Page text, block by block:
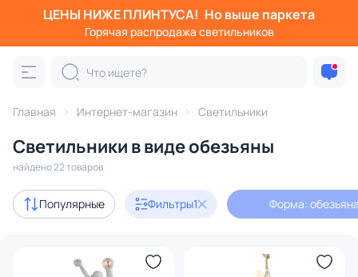
ЦЕНЫ НИЖЕ ПЛИНТУСА! Но выше паркета
Горячая распродажа светильников
Главная Интернет-магазин Светильники
Светильники в виде обезьяны
найдено 22 товаров
Популярные Фильтры1 Форма:
Фильтры
Категория:
Люстры Подвесные светильники Потолочные
Акции 2